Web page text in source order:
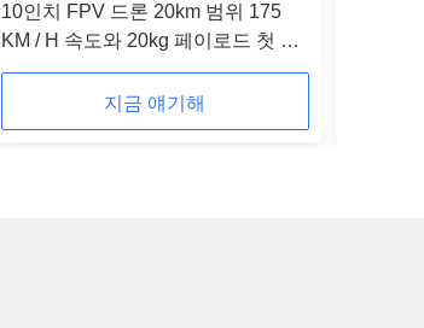
10인치 FPV 드론 20km 범위 175
KM / H 속도와 20kg 페이로드 첫 번
째 개인 보기 운영
지금 얘기해